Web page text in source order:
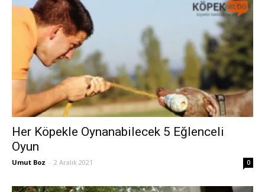
Her Köpekle Oynanabilecek 5 Eğlenceli
Oyun
Umut Boz - 2 Aralık 2021 0